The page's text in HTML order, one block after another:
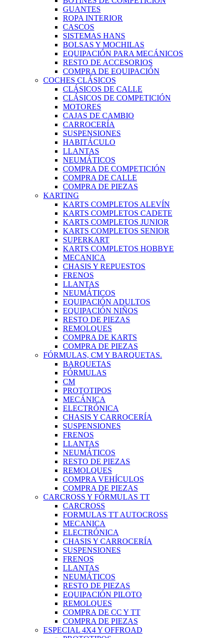
GUANTES
ROPA INTERIOR
CASCOS
SISTEMAS HANS
BOLSAS Y MOCHILAS
EQUIPACIÓN PARA MECÁNICOS
RESTO DE ACCESORIOS
COMPRA DE EQUIPACIÓN
COCHES CLÁSICOS
CLÁSICOS DE CALLE
CLÁSICOS DE COMPETICIÓN
MOTORES
CAJAS DE CAMBIO
CARROCERÍA
SUSPENSIONES
HABITÁCULO
LLANTAS
NEUMÁTICOS
COMPRA DE COMPETICIÓN
COMPRA DE CALLE
COMPRA DE PIEZAS
KARTING
KARTS COMPLETOS ALEVÍN
KARTS COMPLETOS CADETE
KARTS COMPLETOS JUNIOR
KARTS COMPLETOS SENIOR
SUPERKART
KARTS COMPLETOS HOBBYE
MECANICA
CHASIS Y REPUESTOS
FRENOS
LLANTAS
NEUMÁTICOS
EQUIPACIÓN ADULTOS
EQUIPACIÓN NIÑOS
RESTO DE PIEZAS
REMOLQUES
COMPRA DE KARTS
COMPRA DE PIEZAS
FÓRMULAS, CM Y BARQUETAS.
BARQUETAS
FÓRMULAS
CM
PROTOTIPOS
MECÁNICA
ELECTRÓNICA
CHASIS Y CARROCERÍA
SUSPENSIONES
FRENOS
LLANTAS
NEUMÁTICOS
RESTO DE PIEZAS
REMOLQUES
COMPRA VEHÍCULOS
COMPRA DE PIEZAS
CARCROSS Y FÓRMULAS TT
CARCROSS
FORMULAS TT AUTOCROSS
MECANICA
ELECTRÓNICA
CHASIS Y CARROCERÍA
SUSPENSIONES
FRENOS
LLANTAS
NEUMÁTICOS
RESTO DE PIEZAS
EQUIPACIÓN PILOTO
REMOLQUES
COMPRA DE CC Y TT
COMPRA DE PIEZAS
ESPECIAL 4X4 Y OFFROAD